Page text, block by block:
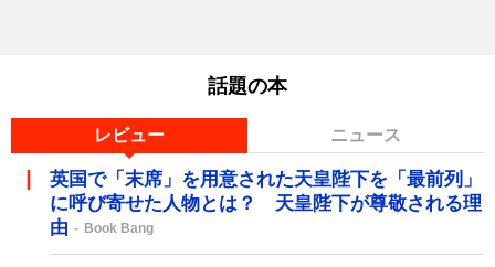
話題の本
レビュー ニュース
英国で「末席」を用意された天皇陛下を「最前列」
に呼び寄せた人物とは？ 天皇陛下が尊敬される理
由
Book Bang